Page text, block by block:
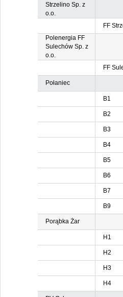
Strzelino Sp. z
o.o.
FF
Polenergia FF
Sulechów Sp. z
o.o.
FF
Połaniec
B1
B2
B3
B4
B5
B6
B7
B9
Porąbka Żar
H1
H2
H3
H4